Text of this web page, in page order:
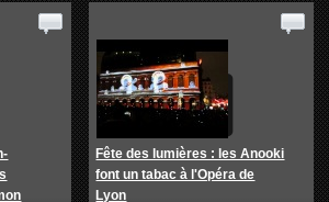
Fête des lumières : les Anooki
font un tabac à l'Opéra de
Lyon